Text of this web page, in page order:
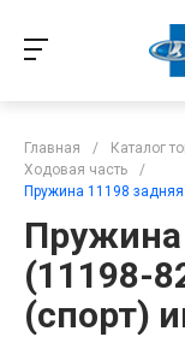
Главная / Каталог
Ходовая часть
/
Пружина 11198
Пружина
(11198-
(спорт)